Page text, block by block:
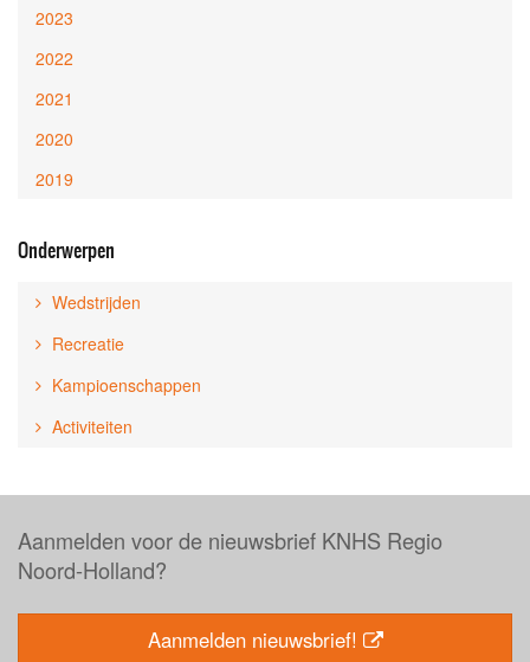
2023
2022
2021
2020
2019
Onderwerpen
Wedstrijden
Recreatie
Kampioenschappen
Activiteiten
Aanmelden voor de nieuwsbrief KNHS Regio
Noord-Holland?
Aanmelden nieuwsbrief!